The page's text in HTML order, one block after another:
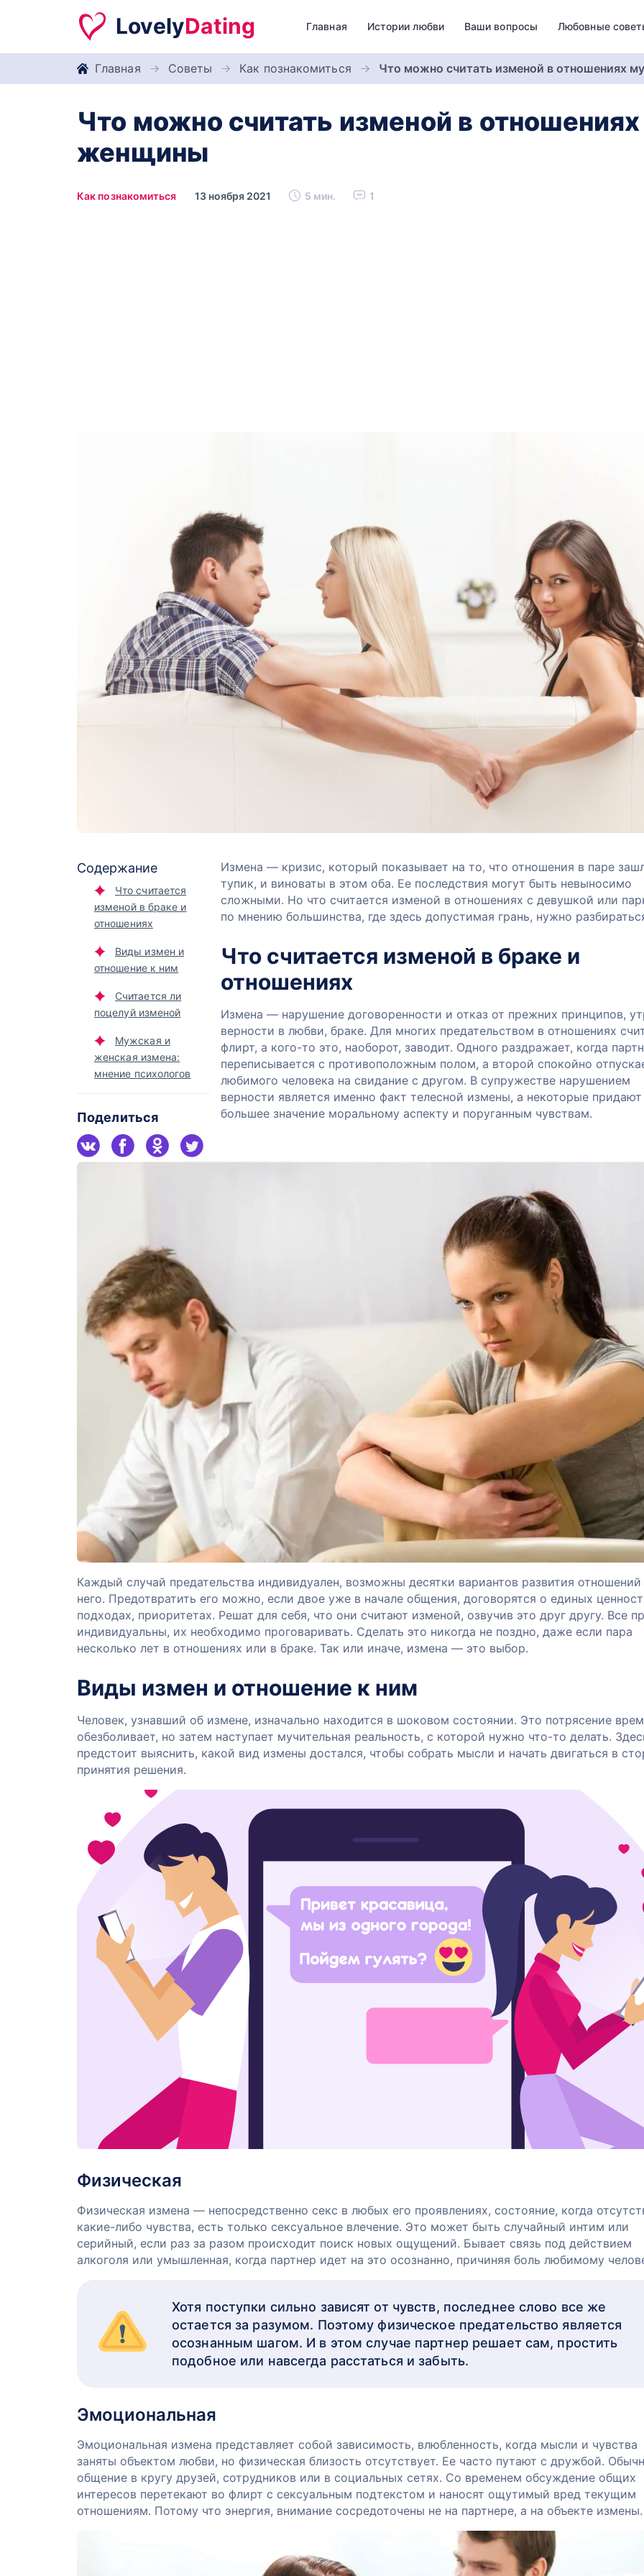
LovelyDating Главная Истории любви Ваши вопросы Любовные
Главная Советы Как познакомиться Что можно считать изменой в отношениях
Что можно считать изменой в
женщины
Как познакомиться 13 ноября 2021 5 мин. 1
Содержание
Что считается
изменой в браке и
отношениях
Виды измен и
отношение к ним
Считается ли
поцелуй изменой
Мужская и
женская измена:
мнение психологов
Поделиться
Измена — кризис, который показывает на то, что отношения в паре
тупик, и виноваты в этом оба. Ее последствия могут быть невыносимо
сложными. Но что считается изменой в отношениях с девушкой или
по мнению большинства, где здесь допустимая грань, нужно
Что считается изменой в браке и
отношениях
Измена — нарушение договоренности и отказ от прежних принципов,
верности в любви, браке. Для многих предательством в отношениях
флирт, а кого-то это, наоборот, заводит. Одного раздражает, когда
переписывается с противоположным полом, а второй спокойно
любимого человека на свидание с другом. В супружестве нарушением
верности является именно факт телесной измены, а некоторые придают
большее значение моральному аспекту и поруганным чувствам.
Каждый случай предательства индивидуален, возможны десятки вариантов развития отношений
него. Предотвратить его можно, если двое уже в начале общения, договорятся о единых
подходах, приоритетах. Решат для себя, что они считают изменой, озвучив это друг другу. Все
индивидуальны, их необходимо проговаривать. Сделать это никогда не поздно, даже если пара
несколько лет в отношениях или в браке. Так или иначе, измена — это выбор.
Виды измен и отношение к ним
Человек, узнавший об измене, изначально находится в шоковом состоянии. Это потрясение
обезболивает, но затем наступает мучительная реальность, с которой нужно что-то делать.
предстоит выяснить, какой вид измены достался, чтобы собрать мысли и начать двигаться в
принятия решения.
Физическая
Физическая измена — непосредственно секс в любых его проявлениях, состояние, когда
какие-либо чувства, есть только сексуальное влечение. Это может быть случайный интим или
серийный, если раз за разом происходит поиск новых ощущений. Бывает связь под действием
алкоголя или умышленная, когда партнер идет на это осознанно, причиняя боль любимому
Хотя поступки сильно зависят от чувств, последнее слово все же
остается за разумом. Поэтому физическое предательство является
осознанным шагом. И в этом случае партнер решает сам, простить
подобное или навсегда расстаться и забыть.
Эмоциональная
Эмоциональная измена представляет собой зависимость, влюбленность, когда мысли и чувства
заняты объектом любви, но физическая близость отсутствует. Ее часто путают с дружбой.
общение в кругу друзей, сотрудников или в социальных сетях. Со временем обсуждение общих
интересов перетекают во флирт с сексуальным подтекстом и наносят ощутимый вред текущим
отношениям. Потому что энергия, внимание сосредоточены не на партнере, а на объекте измены.